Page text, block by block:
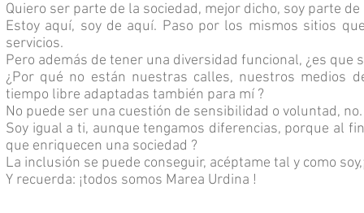
Quiero ser parte de la sociedad, mejor dicho, soy parte de
Estoy aquí, soy de aquí. Paso por los mismos sitios
servicios.
Pero además de tener una diversidad funcional, ¿es que
¿Por qué no están nuestras calles, nuestros medios
tiempo libre adaptadas también para mí ?
No puede ser una cuestión de sensibilidad o voluntad,
Soy igual a ti, aunque tengamos diferencias, porque al
que enriquecen una sociedad ?
La inclusión se puede conseguir, acéptame tal y como
Y recuerda: ¡todos somos Marea Urdina !